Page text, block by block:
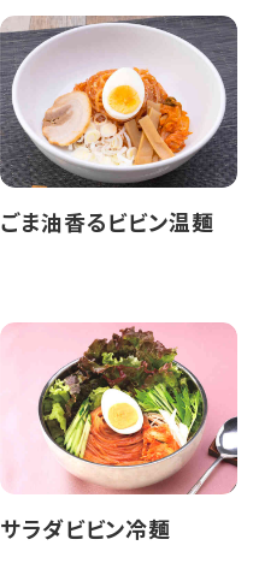
ごま油香るビビン温麺
サラダビビン冷麺